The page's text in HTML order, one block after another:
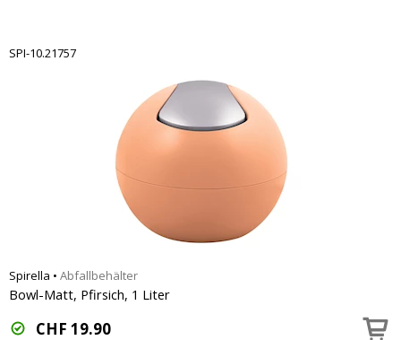
SPI-10.21757
Spirella • Abfallbehälter
Bowl-Matt, Pfirsich, 1 Liter
CHF 19.90